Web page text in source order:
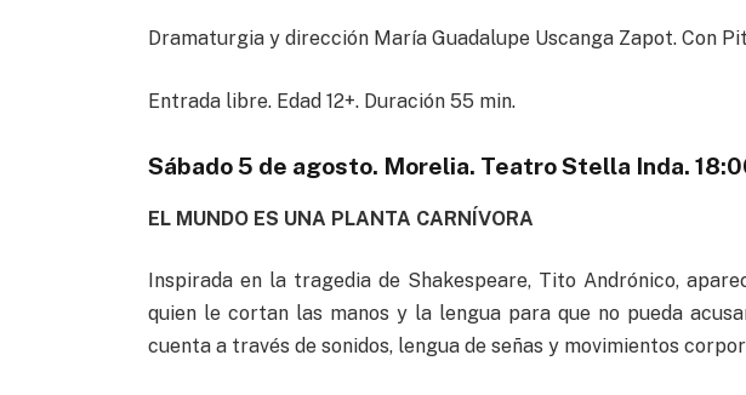
Dramaturgia y dirección María Guadalupe Uscanga Zapot. Con
Entrada libre. Edad 12+. Duración 55 min.
Sábado 5 de agosto. Morelia. Teatro Stella Inda.
EL MUNDO ES UNA PLANTA CARNÍVORA
Inspirada en la tragedia de Shakespeare, Tito Andrónico,
quien le cortan las manos y la lengua para que no pueda
cuenta a través de sonidos, lengua de señas y movimientos